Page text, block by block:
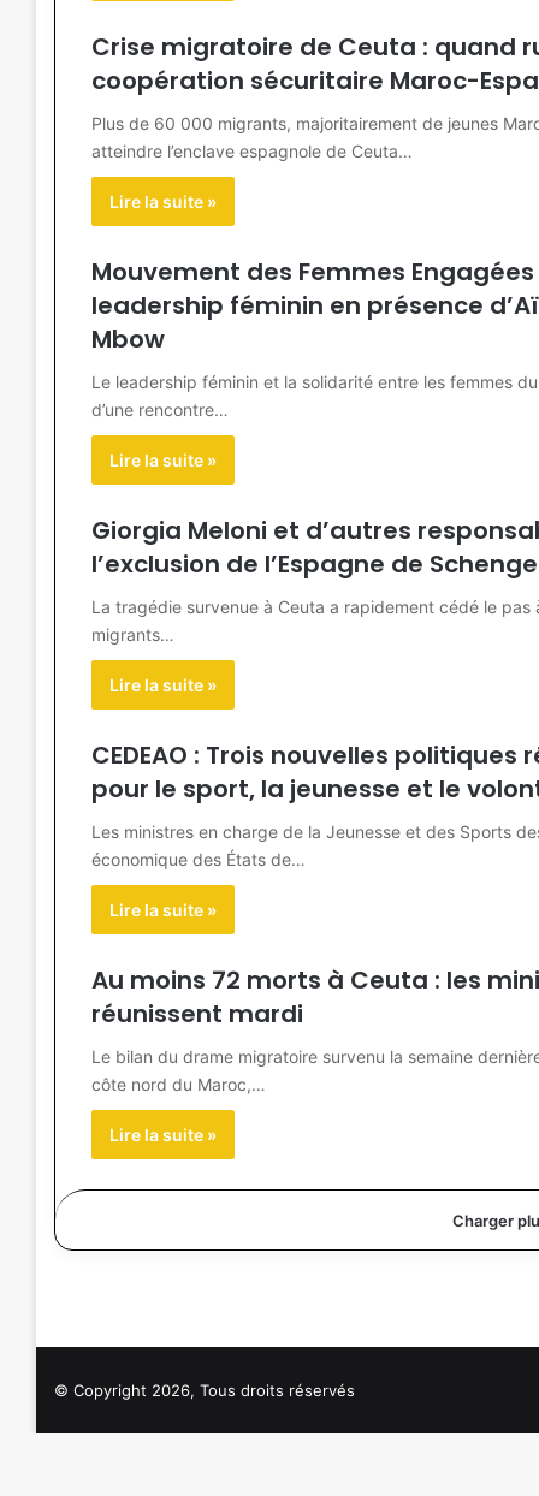
Crise migratoire de Ceuta : quand
coopération sécuritaire Maroc-
Plus de 60 000 migrants, majoritairement de jeunes
atteindre l’enclave espagnole de Ceuta…
Lire la suite »
Mouvement des Femmes
leadership féminin en présence
Mbow
Le leadership féminin et la solidarité entre les femmes
d’une rencontre…
Lire la suite »
Giorgia Meloni et d’autres
l’exclusion de l’Espagne de
La tragédie survenue à Ceuta a rapidement cédé le
migrants…
Lire la suite »
CEDEAO : Trois nouvelles
pour le sport, la jeunesse et le
Les ministres en charge de la Jeunesse et des Sports
économique des États de…
Lire la suite »
Au moins 72 morts à Ceuta : les
réunissent mardi
Le bilan du drame migratoire survenu la semaine
côte nord du Maroc,…
Lire la suite »
Charger
© Copyright 2026, Tous droits réservés